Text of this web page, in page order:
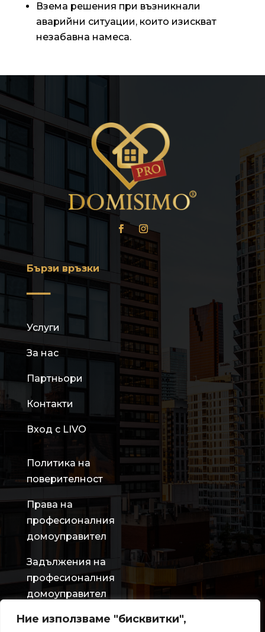
Ние използваме "бисквитки",
Взема решения при възникнали
аварийни ситуации, които изискват
незабавна намеса.
Бързи връзки
━━━━
Услуги
За нас
Партньори
Контакти
Вход с LIVO
Политика на
поверителност
Права на
професионалния
домоуправител
Задължения на
професионалния
домоуправител